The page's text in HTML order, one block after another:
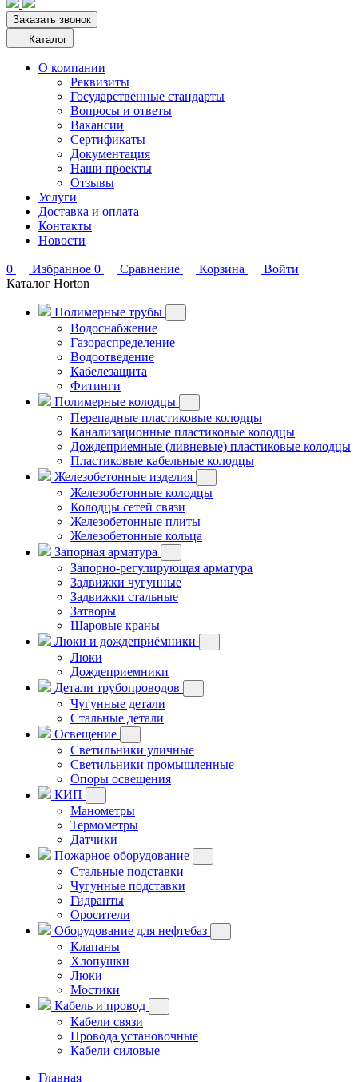
Заказать звонок
Каталог
О компании
Реквизиты
Государственные стандарты
Вопросы и ответы
Вакансии
Сертификаты
Документация
Наши проекты
Отзывы
Услуги
Доставка и оплата
Контакты
Новости
0 Избранное 0 Сравнение Корзина
Войти
Каталог Horton
Полимерные трубы
Водоснабжение
Газораспределение
Водоотведение
Кабелезащита
Фитинги
Полимерные колодцы
Перепадные пластиковые колодцы
Канализационные пластиковые колодцы
Дождеприемные (ливневые) пластиковые колодцы
Пластиковые кабельные колодцы
Железобетонные изделия
Железобетонные колодцы
Колодцы сетей связи
Железобетонные плиты
Железобетонные кольца
Запорная арматура
Запорно-регулирующая арматура
Задвижки чугунные
Задвижки стальные
Затворы
Шаровые краны
Люки и дождеприёмники
Люки
Дождеприемники
Детали трубопроводов
Чугунные детали
Стальные детали
Освещение
Светильники уличные
Светильники промышленные
Опоры освещения
КИП
Манометры
Термометры
Датчики
Пожарное оборудование
Стальные подставки
Чугунные подставки
Гидранты
Оросители
Оборудование для нефтебаз
Клапаны
Хлопушки
Люки
Мостики
Кабель и провод
Кабели связи
Провода установочные
Кабели силовые
Главная